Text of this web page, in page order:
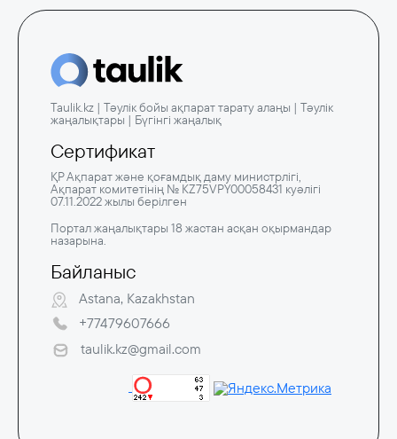
Taulik.kz | Тәулік бойы ақпарат тарату алаңы | Тәулік
жаңалықтары | Бүгінгі жаңалық
Сертификат
ҚР Ақпарат және қоғамдық даму министрлігі,
Ақпарат комитетінің № KZ75VPY00058431 куәлігі
07.11.2022 жылы берілген
Портал жаңалықтары 18 жастан асқан оқырмандар
назарына.
Байланыс
Astana, Kazakhstan
+77479607666
taulik.kz@gmail.com